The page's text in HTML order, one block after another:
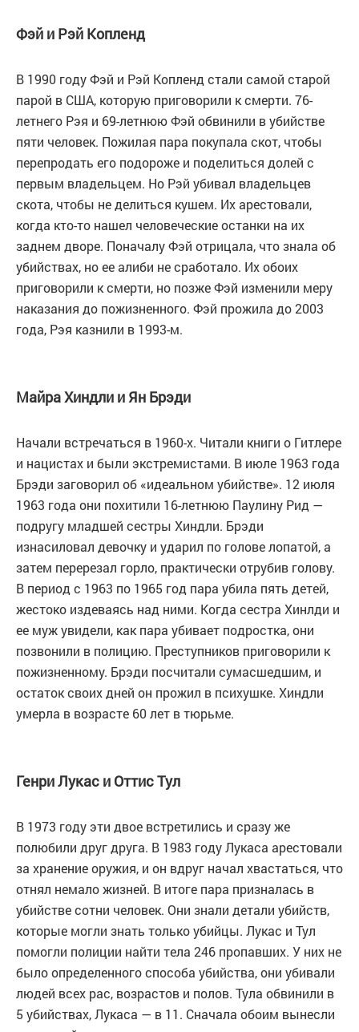
Фэй и Рэй Копленд
В 1990 году Фэй и Рэй Копленд стали самой старой
парой в США, которую приговорили к смерти. 76-
летнего Рэя и 69-летнюю Фэй обвинили в убийстве
пяти человек. Пожилая пара покупала скот, чтобы
перепродать его подороже и поделиться долей с
первым владельцем. Но Рэй убивал владельцев
скота, чтобы не делиться кушем. Их арестовали,
когда кто-то нашел человеческие останки на их
заднем дворе. Поначалу Фэй отрицала, что знала об
убийствах, но ее алиби не сработало. Их обоих
приговорили к смерти, но позже Фэй изменили меру
наказания до пожизненного. Фэй прожила до 2003
года, Рэя казнили в 1993-м.
Майра Хиндли и Ян Брэди
Начали встречаться в 1960-х. Читали книги о Гитлере
и нацистах и были экстремистами. В июле 1963 года
Брэди заговорил об «идеальном убийстве». 12 июля
1963 года они похитили 16-летнюю Паулину Рид —
подругу младшей сестры Хиндли. Брэди
изнасиловал девочку и ударил по голове лопатой, а
затем перерезал горло, практически отрубив голову.
В период с 1963 по 1965 год пара убила пять детей,
жестоко издеваясь над ними. Когда сестра Хинлди и
ее муж увидели, как пара убивает подростка, они
позвонили в полицию. Преступников приговорили к
пожизненному. Брэди посчитали сумасшедшим, и
остаток своих дней он прожил в психушке. Хиндли
умерла в возрасте 60 лет в тюрьме.
Генри Лукас и Оттис Тул
В 1973 году эти двое встретились и сразу же
полюбили друг друга. В 1983 году Лукаса арестовали
за хранение оружия, и он вдруг начал хвастаться, что
отнял немало жизней. В итоге пара призналась в
убийстве сотни человек. Они знали детали убийств,
которые могли знать только убийцы. Лукас и Тул
помогли полиции найти тела 246 пропавших. У них не
было определенного способа убийства, они убивали
людей всех рас, возрастов и полов. Тула обвинили в
5 убийствах, Лукаса — в 11. Сначала обоим вынесли